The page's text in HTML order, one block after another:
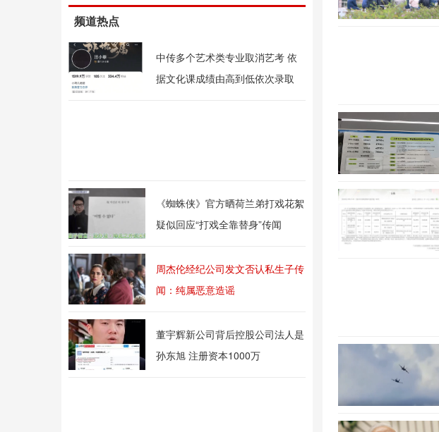
频道热点
中传多个艺术类专业取消艺考 依
据文化课成绩由高到低依次录取
《蜘蛛侠》官方晒荷兰弟打戏花絮
疑似回应“打戏全靠替身”传闻
周杰伦经纪公司发文否认私生子传
闻：纯属恶意造谣
董宇辉新公司背后控股公司法人是
孙东旭 注册资本1000万